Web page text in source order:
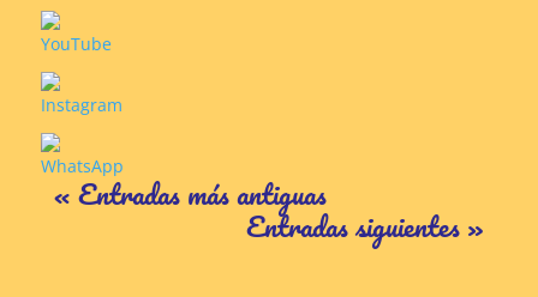
« Entradas más antiguas
Entradas siguientes »